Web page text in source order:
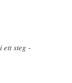
ett steg -